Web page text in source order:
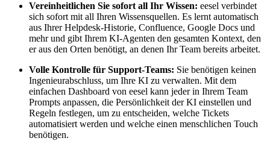
Vereinheitlichen Sie sofort all Ihr Wissen: eesel verbindet
sich sofort mit all Ihren Wissensquellen. Es lernt automatisch
aus Ihrer Helpdesk-Historie, Confluence, Google Docs und
mehr und gibt Ihrem KI-Agenten den gesamten Kontext, den
er aus den Orten benötigt, an denen Ihr Team bereits arbeitet.
Volle Kontrolle für Support-Teams: Sie benötigen keinen
Ingenieurabschluss, um Ihre KI zu verwalten. Mit dem
einfachen Dashboard von eesel kann jeder in Ihrem Team
Prompts anpassen, die Persönlichkeit der KI einstellen und
Regeln festlegen, um zu entscheiden, welche Tickets
automatisiert werden und welche einen menschlichen Touch
benötigen.